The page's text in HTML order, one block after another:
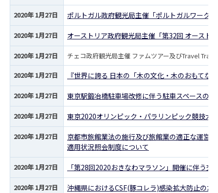
2020年 1月27日 ポルトガル政府観光局主催「ポルトガルワーク
2020年 1月27日 オーストリア政府観光局主催「第32回 オースト
2020年 1月27日 チェコ政府観光局主催 ファムツアー及びTravel
2020年 1月27日 『世界に誇る 日本の「木の文化・木のおもて
2020年 1月27日 東京駅鍛冶橋駐車場改修に伴う駐車スペースの
2020年 1月27日 東京2020オリンピック・パラリンピック競技大
2020年 1月27日
京都市旅館業法の施行及び旅館業の適正な運営
適用状況照会制度について
2020年 1月27日 「第28回2020おきなわマラソン」開催に伴う交
2020年 1月27日 沖縄県におけるCSF(豚コレラ)感染拡大防止の